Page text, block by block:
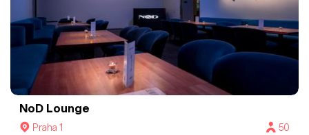
NoD Lounge
Praha 1
50